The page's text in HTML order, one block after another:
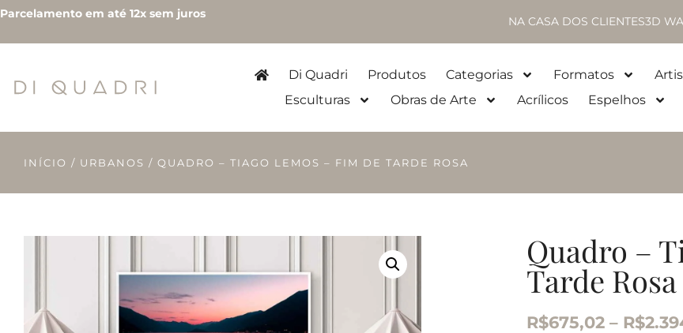
Parcelamento em até 12x sem juros
NA CASA DOS CLIENTES3D
Di Quadri Produtos Categorias Formatos
Esculturas
Obras de Arte Acrílicos Espelhos
INÍCIO / URBANOS / QUADRO – TIAGO LEMOS – FIM DE TARDE ROSA
Quadro –
Tarde Rosa
R$675,02 – R$